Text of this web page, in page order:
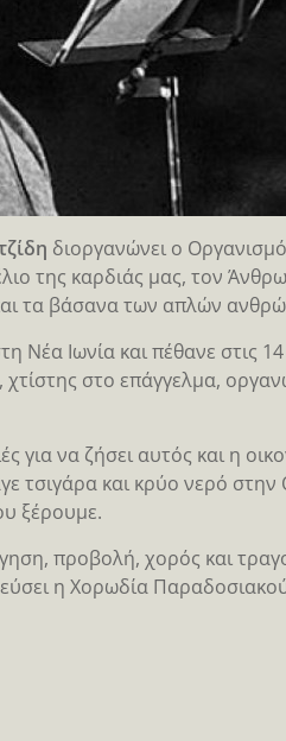
διοργανώνει ο
της καρδιάς μας, τον
τα βάσανα των απλών
Νέα Ιωνία και πέθανε στις
στο επάγγελμα,
για να ζήσει αυτός και η
τσιγάρα και κρύο νερό
ξέρουμε.
προβολή, χορός και
η Χορωδία